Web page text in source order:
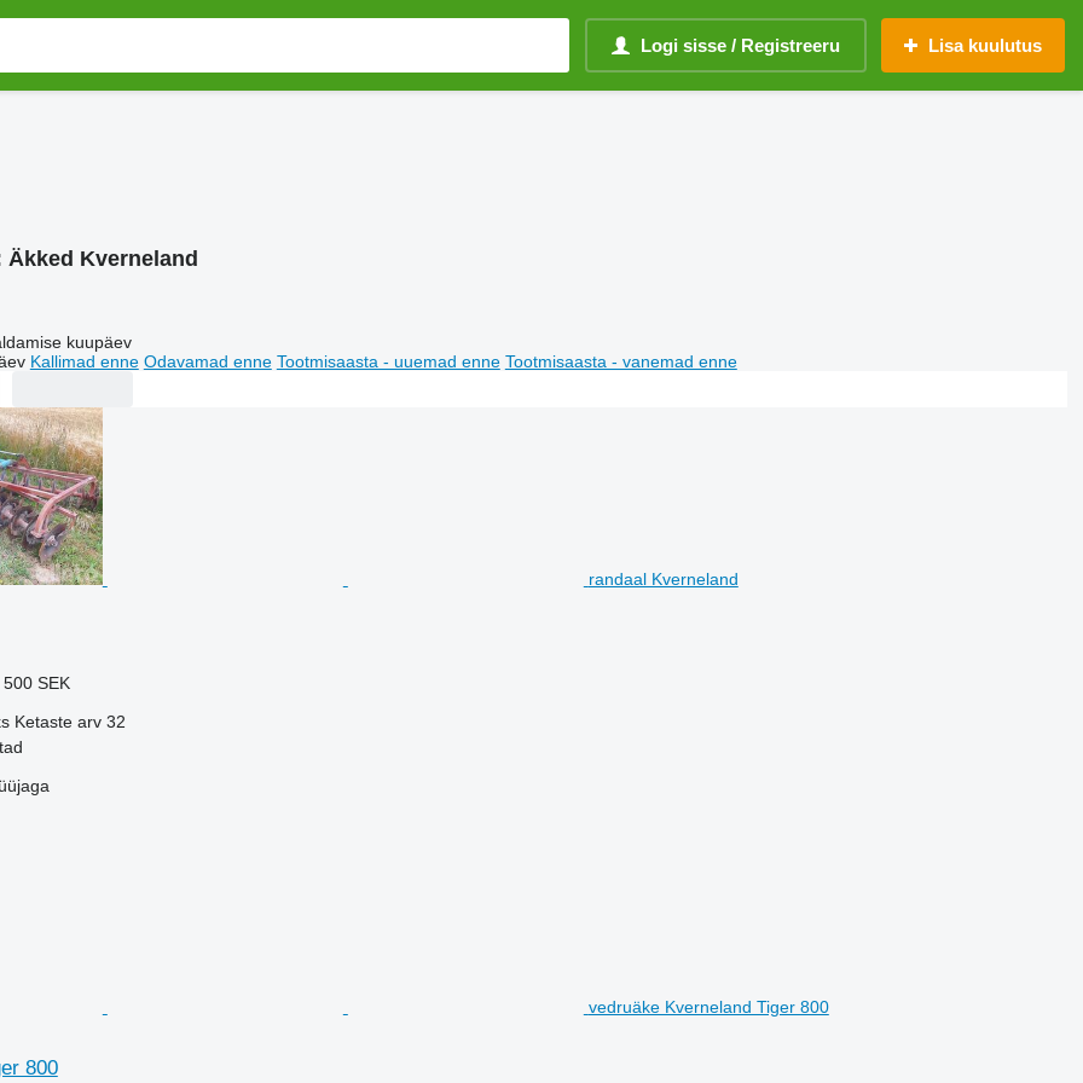
Logi sisse / Registreeru Lisa kuulutus
Äkked Kverneland
kuupäev
Kallimad enne Odavamad enne Tootmisaasta - uuemad enne Tootmisaasta - vanemad enne
randaal Kverneland
500 SEK
Ketaste arv 32
vedruäke Kverneland Tiger 800
800